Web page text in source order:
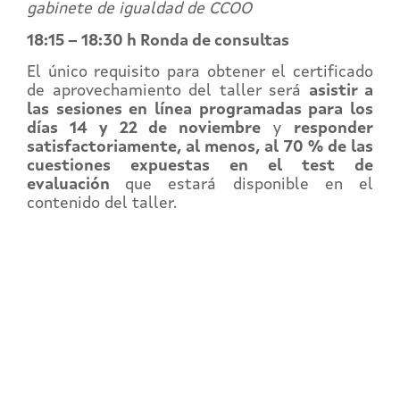
gabinete de igualdad de CCOO
18:15 – 18:30 h Ronda de consultas
El único requisito para obtener el certificado
de aprovechamiento del taller será asistir a
las sesiones en línea programadas para los
días 14 y 22 de noviembre y responder
satisfactoriamente, al menos, al 70 % de las
cuestiones expuestas en el test de
evaluación que estará disponible en el
contenido del taller.